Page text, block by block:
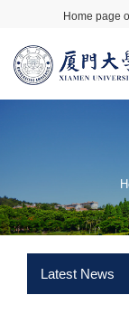
Home page
Latest News